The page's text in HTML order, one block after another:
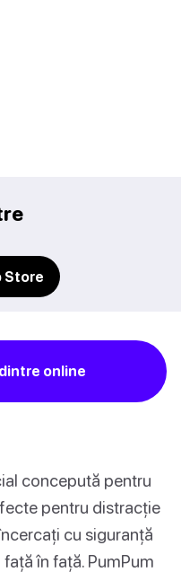
Store
online
concepută pentru
pentru distracție
cu siguranță
în față. PumPum